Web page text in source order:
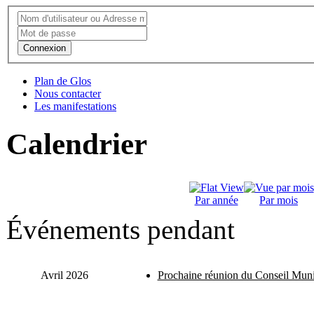
Connexion
Plan de Glos
Nous contacter
Les manifestations
Calendrier
Par année Par mois
Événements pendant
Avril 2026 Prochaine réunion du Conseil